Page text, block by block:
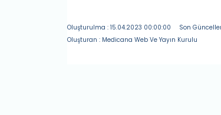
Oluşturulma : 15.04.2023 00:00:00
Son
Oluşturan : Medicana Web Ve Yayın Kurulu